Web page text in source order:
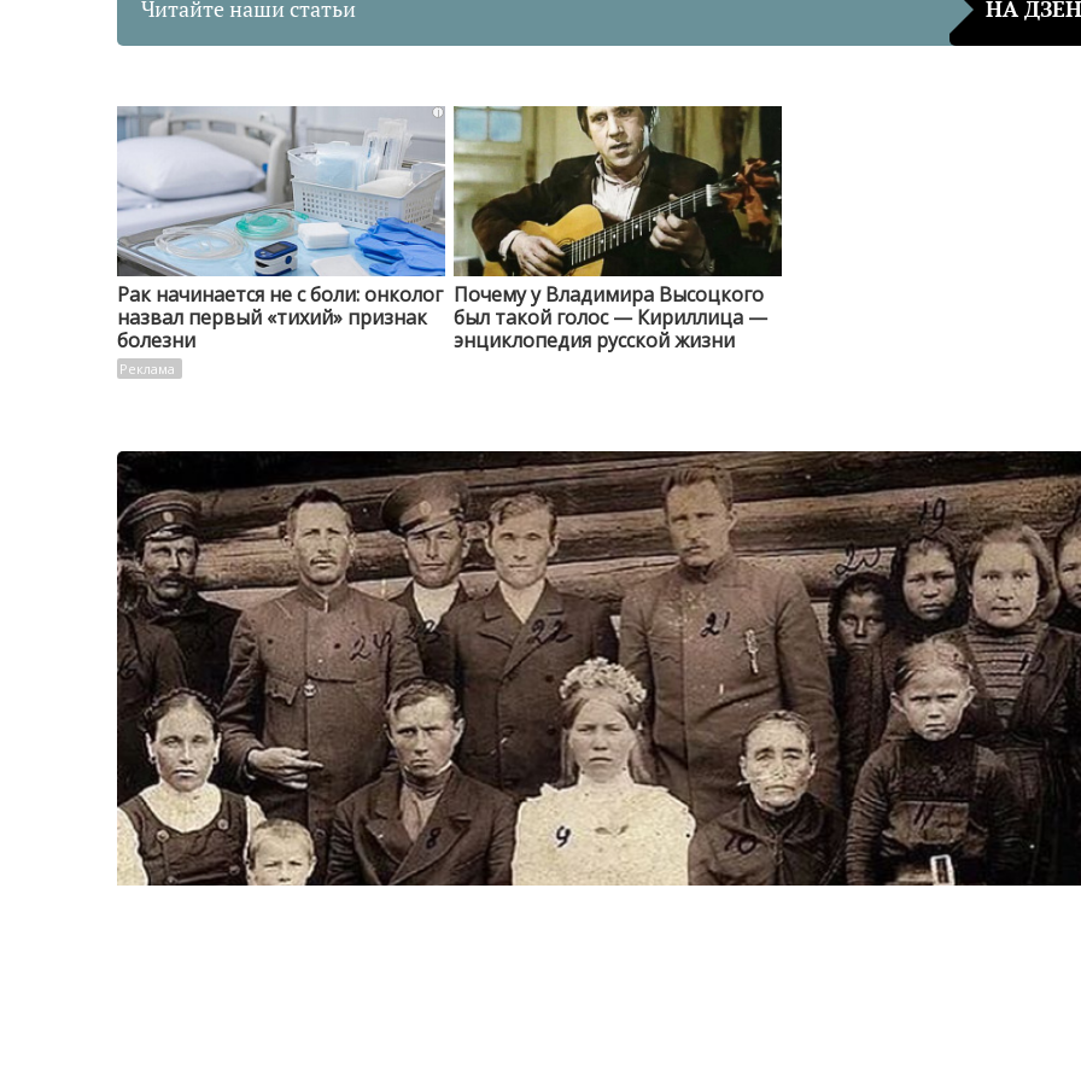
Читайте наши статьи НА ДЗЕН
i
Рак начинается не с боли: онколог
назвал первый «тихий» признак
болезни
Почему у Владимира Высоцкого
был такой голос — Кириллица —
энциклопедия русской жизни